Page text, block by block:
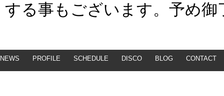
する事もございます。予め御
NEWS PROFILE SCHEDULE DISCO BLOG CONTACT